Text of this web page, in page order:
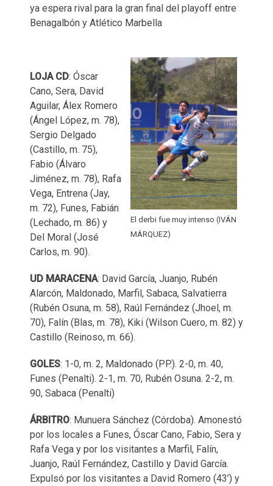
ya espera rival para la gran final del playoff entre
Benagalbón y Atlético Marbella
El derbi fue muy intenso (IVÁN
MÁRQUEZ)
LOJA CD: Óscar
Cano, Sera, David
Aguilar, Álex Romero
(Ángel López, m. 78),
Sergio Delgado
(Castillo, m. 75),
Fabio (Álvaro
Jiménez, m. 78), Rafa
Vega, Entrena (Jay,
m. 72), Funes, Fabián
(Lechado, m. 86) y
Del Moral (José
Carlos, m. 90).
UD MARACENA: David García, Juanjo, Rubén
Alarcón, Maldonado, Marfil, Sabaca, Salvatierra
(Rubén Osuna, m. 58), Raúl Fernández (Jhoel, m.
70), Falín (Blas, m. 78), Kiki (Wilson Cuero, m. 82) y
Castillo (Reinoso, m. 66).
GOLES: 1-0, m. 2, Maldonado (PP.). 2-0, m. 40,
Funes (Penalti). 2-1, m. 70, Rubén Osuna. 2-2, m.
90, Sabaca (Penalti)
ÁRBITRO: Munuera Sánchez (Córdoba). Amonestó
por los locales a Funes, Óscar Cano, Fabio, Sera y
Rafa Vega y por los visitantes a Marfil, Falín,
Juanjo, Raúl Fernández, Castillo y David García.
Expulsó por los visitantes a David Romero (43’) y